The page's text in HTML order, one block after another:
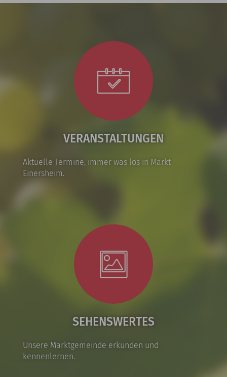
VERANSTALTUNGEN
Aktuelle Termine, immer was los in Markt
Einersheim.
SEHENSWERTES
Unsere Marktgemeinde erkunden und
kennenlernen.